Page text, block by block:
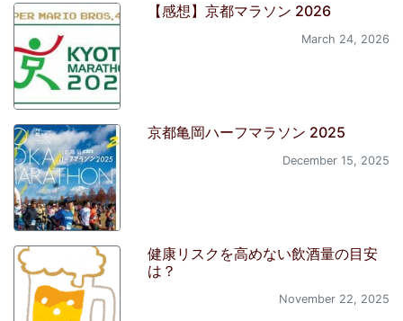
【感想】京都マラソン 2026
March 24, 2026
京都亀岡ハーフマラソン 2025
December 15, 2025
健康リスクを高めない飲酒量の目安
は？
November 22, 2025